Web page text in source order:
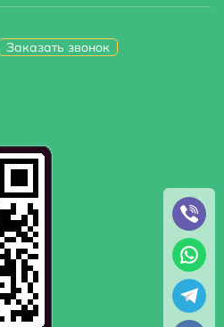
Заказать звонок